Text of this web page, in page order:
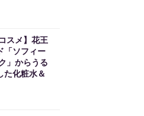
スメ】花王
「ソフィー
」からうる
た化粧水＆